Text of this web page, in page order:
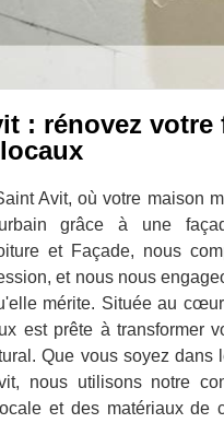
: rénovez votre
Avit, où votre maison
grâce à une
et Façade, nous
et nous nous
mérite. Située au
est prête à transformer
Que vous soyez dans
nous utilisons notre
et des matériaux de